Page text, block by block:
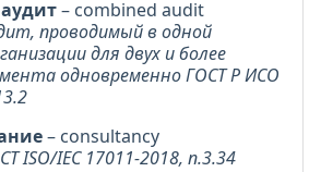
– combined audit
проводимый в одной
для двух и более
одновременно ГОСТ Р ИСО
– consultancy
ISO/IEC 17011-2018, п.3.34